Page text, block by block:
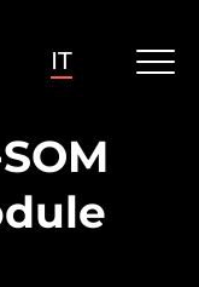
IT